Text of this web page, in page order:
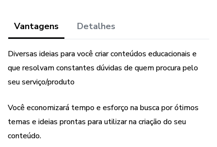
31-40: Cuidados com Crianças
41-50: Odontologia Estética
71-80: Saúde Bucal e Gravidez
Vantagens Detalhes
Diversas ideias para você criar conteúdos educacionais e
que resolvam constantes dúvidas de quem procura pelo
seu serviço/produto
Você economizará tempo e esforço na busca por ótimos
temas e ideias prontas para utilizar na criação do seu
conteúdo.